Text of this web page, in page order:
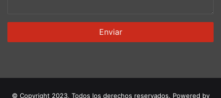
© Copyright 2023, Todos los derechos reservados. Powered by